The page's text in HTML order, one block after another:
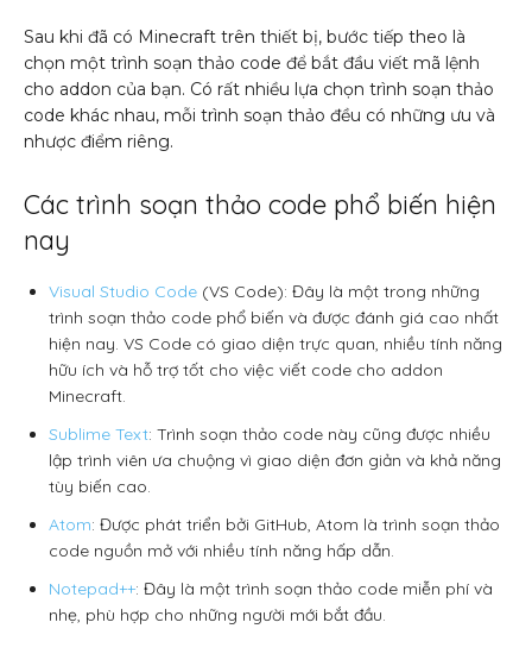
Sau khi đã có Minecraft trên thiết bị, bước tiếp theo là
chọn một trình soạn thảo code để bắt đầu viết mã lệnh
cho addon của bạn. Có rất nhiều lựa chọn trình soạn thảo
code khác nhau, mỗi trình soạn thảo đều có những ưu và
nhược điểm riêng.
Các trình soạn thảo code phổ biến hiện
nay
Visual Studio Code (VS Code): Đây là một trong những
trình soạn thảo code phổ biến và được đánh giá cao nhất
hiện nay. VS Code có giao diện trực quan, nhiều tính năng
hữu ích và hỗ trợ tốt cho việc viết code cho addon
Minecraft.
Sublime Text: Trình soạn thảo code này cũng được nhiều
lập trình viên ưa chuộng vì giao diện đơn giản và khả năng
tùy biến cao.
Atom: Được phát triển bởi GitHub, Atom là trình soạn thảo
code nguồn mở với nhiều tính năng hấp dẫn.
Notepad++: Đây là một trình soạn thảo code miễn phí và
nhẹ, phù hợp cho những người mới bắt đầu.